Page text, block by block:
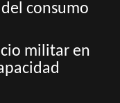
consumo
militar en